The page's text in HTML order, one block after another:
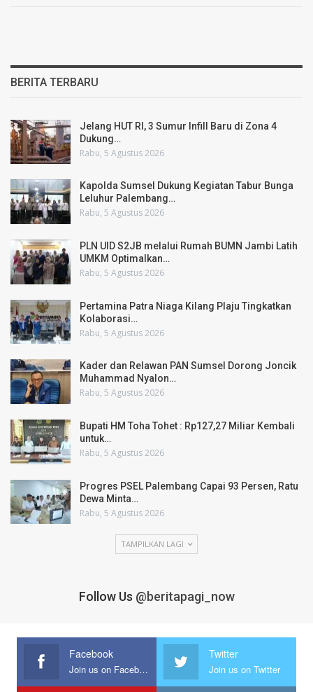
BERITA TERBARU
Jelang HUT RI, 3 Sumur Infill Baru di Zona 4
Dukung…
Rabu, 5 Agustus 2026
Kapolda Sumsel Dukung Kegiatan Tabur Bunga
Leluhur Palembang…
Rabu, 5 Agustus 2026
PLN UID S2JB melalui Rumah BUMN Jambi Latih
UMKM Optimalkan…
Rabu, 5 Agustus 2026
Pertamina Patra Niaga Kilang Plaju Tingkatkan
Kolaborasi…
Rabu, 5 Agustus 2026
Kader dan Relawan PAN Sumsel Dorong Joncik
Muhammad Nyalon…
Rabu, 5 Agustus 2026
Bupati HM Toha Tohet : Rp127,27 Miliar Kembali
untuk…
Rabu, 5 Agustus 2026
Progres PSEL Palembang Capai 93 Persen, Ratu
Dewa Minta…
Rabu, 5 Agustus 2026
TAMPILKAN LAGI
Follow Us @beritapagi_now
Facebook
Join us on Facebook
Twitter
Join us on Twitter